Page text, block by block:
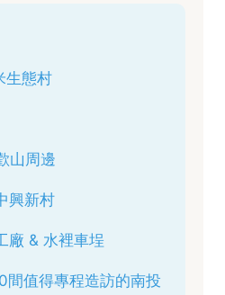
生態村
山周邊
興新村
廠 & 水裡車埕
間值得專程造訪的南投